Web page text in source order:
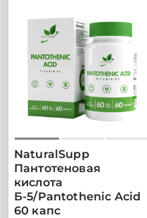
NaturalSupp
Пантотеновая
кислота
Б-5/Pantothenic Acid
60 капс